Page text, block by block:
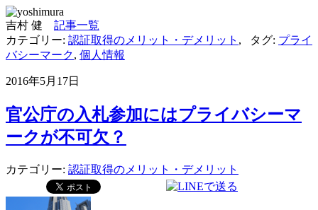
吉村 健 記事一覧
カテゴリー: 認証取得のメリット・デメリット , タグ: プライ
バシーマーク, 個人情報
2016年5月17日
官公庁の入札参加にはプライバシーマ
ークが不可欠？
カテゴリー: 認証取得のメリット・デメリット